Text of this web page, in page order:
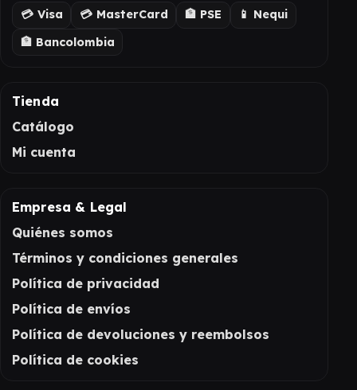
💳 Visa 💳 MasterCard 🏦 PSE
📱 Nequi
🏦 Bancolombia
Tienda
Catálogo
Mi cuenta
Empresa & Legal
Quiénes somos
Términos y condiciones generales
Política de privacidad
Política de envíos
Política de devoluciones y reembolsos
Política de cookies